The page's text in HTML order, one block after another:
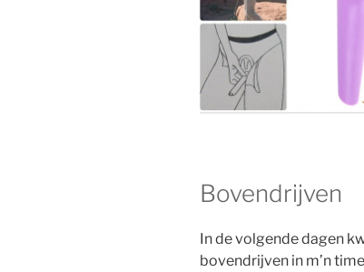
Bovendrijven
In de volgende dagen
bovendrijven in m’n